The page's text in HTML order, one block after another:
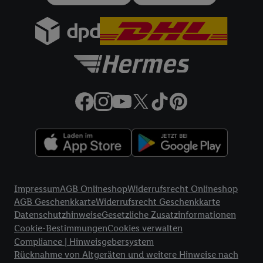
ImpressumAGB OnlineshopWiderrufsrecht Onlineshop
AGB GeschenkkarteWiderrufsrecht Geschenkkarte
DatenschutzhinweiseGesetzliche Zusatzinformationen
Cookie-BestimmungenCookies verwalten
Compliance | Hinweisgebersystem
Rücknahme von Altgeräten und weitere Hinweise nach
Zudem erlauben Sie uns, der Utiq SA/NV („Utiq“) und
IhremTelekommunikationsnetzbetreiber, die Utiq-Technologie
in den Lidl-Diensten einzusetzen. Utiq prüft zunächst anhand
Ihrer IP-Adresse, ob die Technologie für Sie verfügbar ist.
Netzbetreiber weiter, der anhand der IP-Adresse und einer
Kundenkonto-Referenz, wie z.B. Ihrer Mobilfunknummer, eine
verwenden, um Sie wiederzuerkennen und Erkenntnisse über
Ihr Nutzungsverhalten in den Lidl-Diensten zu erfassen.
werden, damit wir Ihnen dort personalisierte Werbung
ausspielen können. Sie können Ihre Einwilligung speziell zur
Nutzung der Utiq-Technologie - zusätzlich zur weiter unten
erläuterten Möglichkeit, Ihre Einwilligung generell zu
widerrufen - jederzeit auch überdas Datenschutzportal von